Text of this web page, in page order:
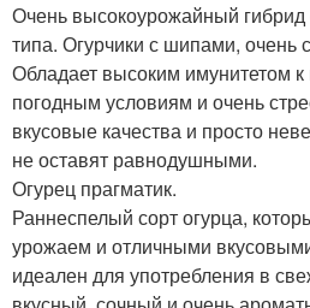
Очень высокоурожайный гибрид
типа. Огурчики с шипами, очень
Обладает высоким имунитетом
погодным условиям и очень
вкусовые качества и просто
не оставят равнодушными.
Огурец прагматик.
Раннеспелый сорт огурца,
урожаем и отличными
идеален для употребления в